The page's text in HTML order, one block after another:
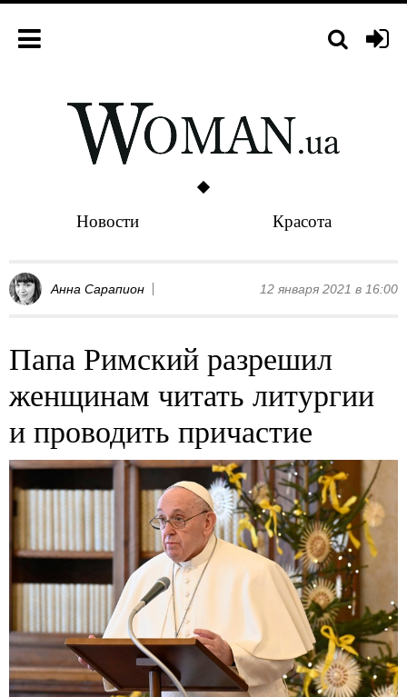
Новости Красота
Анна Сарапион 12 января 2021 в 16:00
Папа Римский разрешил
женщинам читать литургии
и проводить причастие